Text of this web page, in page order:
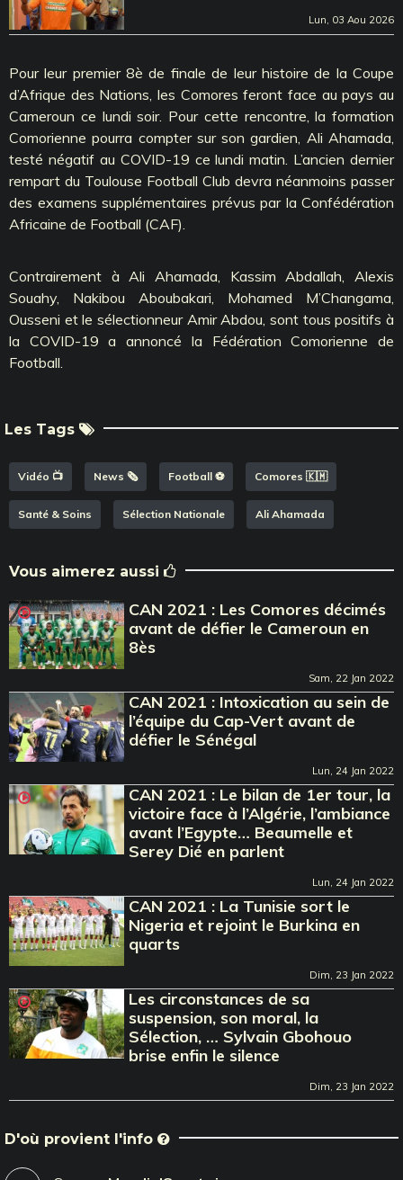
Lun, 03 Aou 2026
Pour leur premier 8è de finale de leur histoire de la Coupe
d’Afrique des Nations, les Comores feront face au pays au
Cameroun ce lundi soir. Pour cette rencontre, la formation
Comorienne pourra compter sur son gardien, Ali Ahamada,
testé négatif au COVID-19 ce lundi matin. L’ancien dernier
rempart du Toulouse Football Club devra néanmoins passer
des examens supplémentaires prévus par la Confédération
Africaine de Football (CAF).
Contrairement à Ali Ahamada, Kassim Abdallah, Alexis
Souahy, Nakibou Aboubakari, Mohamed M’Changama,
Ousseni et le sélectionneur Amir Abdou, sont tous positifs à
la COVID-19 a annoncé la Fédération Comorienne de
Football.
Les Tags
Vidéo 📺 News 🗞️ Football ⚽️ Comores 🇰🇲
Santé & Soins Sélection Nationale Ali Ahamada
Vous aimerez aussi
CAN 2021 : Les Comores décimés
avant de défier le Cameroun en
8ès
Sam, 22 Jan 2022
CAN 2021 : Intoxication au sein de
l’équipe du Cap-Vert avant de
défier le Sénégal
Lun, 24 Jan 2022
CAN 2021 : Le bilan de 1er tour, la
victoire face à l’Algérie, l’ambiance
avant l’Egypte… Beaumelle et
Serey Dié en parlent
Lun, 24 Jan 2022
CAN 2021 : La Tunisie sort le
Nigeria et rejoint le Burkina en
quarts
Dim, 23 Jan 2022
Les circonstances de sa
suspension, son moral, la
Sélection, … Sylvain Gbohouo
brise enfin le silence
Dim, 23 Jan 2022
D'où provient l'info